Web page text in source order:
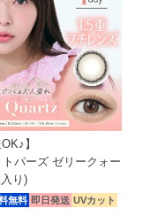
】
パーズ ゼリークォー
り)
無料 即日発送 UVカット